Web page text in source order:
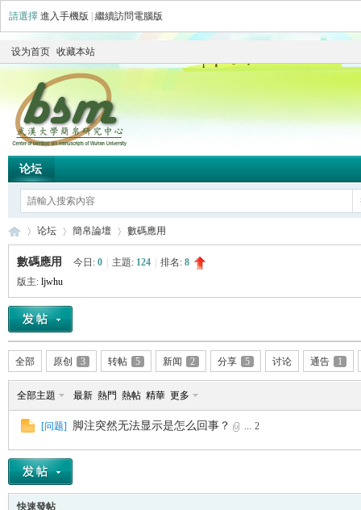
請選擇 進入手機版 繼續訪問電腦版
设为首页 收藏本站
论坛
简
帛
»
论坛
›
簡帛論壇
›
數碼應用
數碼應用 今日: 0 主題: 124 排名: 8
版主: ljwhu
全部 原创 3 转帖 5 新闻 2 分享 5 讨论 通告 1
全部主題 最新 熱門 熱帖 精華 更多
[问题] 脚注突然无法显示是怎么回事？ ... 2
快速發帖